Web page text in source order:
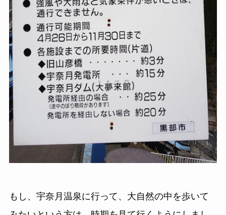
もし、宇奈月温泉に行って、大自然の中を歩いて